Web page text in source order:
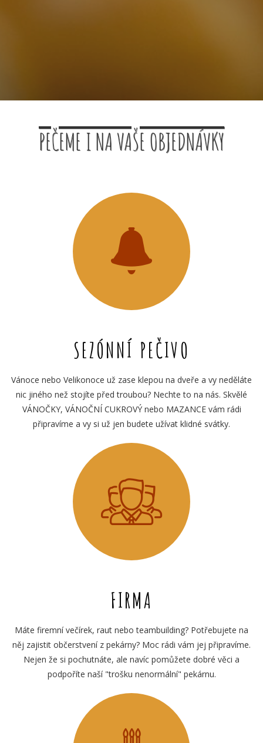
PEČEME I NA VAŠE OBJEDNÁVKY
SEZÓNNÍ PEČIVO
Vánoce nebo Velikonoce už zase klepou na dveře a vy neděláte
nic jiného než stojíte před troubou? Nechte to na nás. Skvělé
VÁNOČKY, VÁNOČNÍ CUKROVÝ nebo MAZANCE vám rádi
připravíme a vy si už jen budete užívat klidné svátky.
FIRMA
Máte firemní večírek, raut nebo teambuilding? Potřebujete na
něj zajistit občerstvení z pekárny? Moc rádi vám jej připravíme.
Nejen že si pochutnáte, ale navíc pomůžete dobré věci a
podpoříte naší "trošku nenormální" pekárnu.